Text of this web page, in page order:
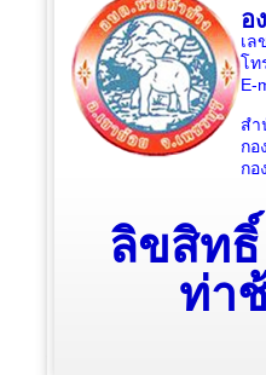
อ
เล
โท
E-
สำ
กอ
กอ
ลิขสิทธิ์
ท่า